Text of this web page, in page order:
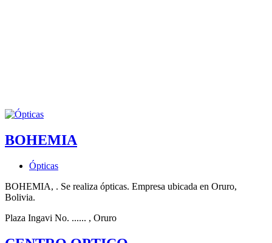
BOHEMIA
Ópticas
BOHEMIA, . Se realiza ópticas. Empresa ubicada en Oruro,
Bolivia.
Plaza Ingavi No. ...... , Oruro